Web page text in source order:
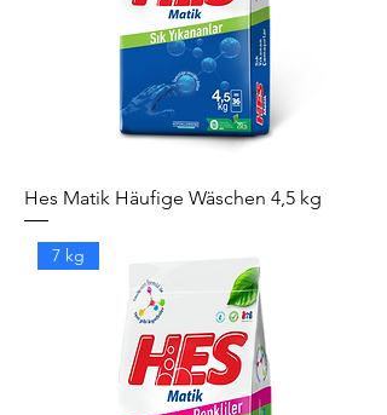
Hes Matik Häufige Wäschen 4,5 kg
7 kg